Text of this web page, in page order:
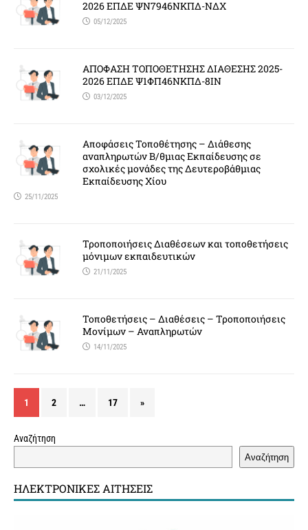
2026 ΕΠΔΕ ΨΝ7946ΝΚΠΔ-ΝΔΧ
05/12/2025
ΑΠΟΦΑΣΗ ΤΟΠΟΘΕΤΗΣΗΣ ΔΙΑΘΕΣΗΣ 2025-
2026 ΕΠΔΕ Ψ1ΦΠ46ΝΚΠΔ-8ΙΝ
03/12/2025
Αποφάσεις Τοποθέτησης – Διάθεσης
αναπληρωτών Β/θμιας Εκπαίδευσης σε
σχολικές μονάδες της Δευτεροβάθμιας
Εκπαίδευσης Χίου
25/11/2025
Τροποποιήσεις Διαθέσεων και τοποθετήσεις
μόνιμων εκπαιδευτικών
21/11/2025
Τοποθετήσεις – Διαθέσεις – Τροποποιήσεις
Μονίμων – Αναπληρωτών
14/11/2025
1 2 … 17 »
Αναζήτηση
Αναζήτηση
ΗΛΕΚΤΡΟΝΙΚΈΣ ΑΙΤΉΣΕΙΣ